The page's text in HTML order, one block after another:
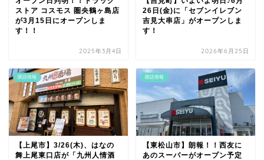
ストア コスモス 圏央鶴ヶ島店
が3月15日にオープンしま
す！！
2025年3月4日
26日(金)に「セブンイレブン
吉見大串店」がオープンしま
す！
2026年6月25日
開店情報
【上尾市】3/26(木)、はなの
舞上尾東口店が「九州人情酒
開店情報
【東松山市】朗報！！西友に
あのスーパーがオープン予定